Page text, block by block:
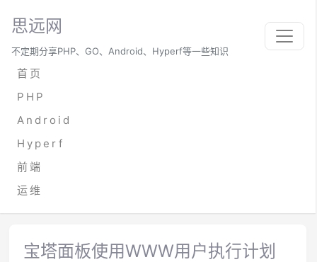
思远网
不定期分享PHP、GO、Android、Hyperf等一些知识
首页
PHP
Android
Hyperf
前端
运维
宝塔面板使用WWW用户执行计划